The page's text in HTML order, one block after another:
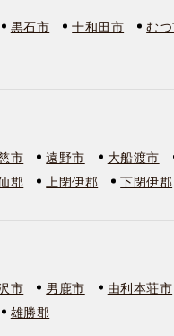
黒石市 十和田市 む
市 遠野市 大船渡市
郡 上閉伊郡 下閉伊郡
市 男鹿市 由利本荘市
雄勝郡